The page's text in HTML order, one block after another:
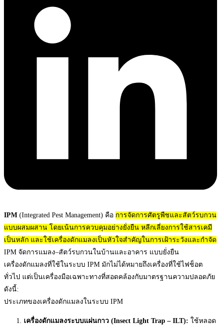
IPM (Integrated Pest Management) คือ การจัดการศัตรูพืชและสัตว์รบกวน
แบบผสมผสาน โดยเน้นการควบคุมอย่างยั่งยืน หลีกเลี่ยงการใช้สารเคมี
เป็นหลัก และใช้เครื่องดักแมลงเป็นหัวใจสำคัญในการเฝ้าระวังและกำจัด
IPM จัดการแมลง–สัตว์รบกวนในบ้านและอาคาร แบบยั่งยืน
เครื่องดักแมลงที่ใช้ในระบบ IPM มักไม่ได้หมายถึงเครื่องที่ใช้ไฟช็อต
ทั่วไป แต่เป็นเครื่องมือเฉพาะทางที่สอดคล้องกับมาตรฐานความปลอดภัย
ดังนี้:
ประเภทของเครื่องดักแมลงในระบบ IPM
เครื่องดักแมลงระบบแผ่นกาว (Insect Light Trap – ILT): ใช้หลอด